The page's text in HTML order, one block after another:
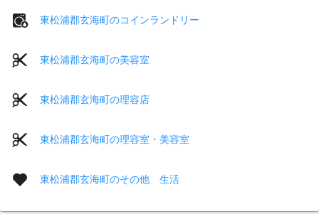
東松浦郡玄海町のコインランドリー
東松浦郡玄海町の美容室
東松浦郡玄海町の理容店
東松浦郡玄海町の理容室・美容室
東松浦郡玄海町のその他 生活